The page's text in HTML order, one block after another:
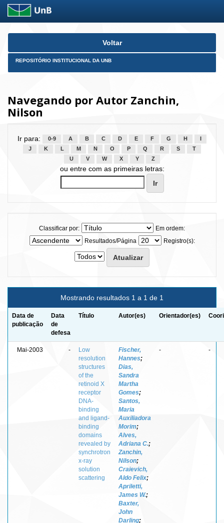
Skip
Voltar
REPOSITÓRIO INSTITUCIONAL DA UNB
Navegando por Autor Zanchin,
Nilson
Ir para: 0-9 A B C D E F G H
J
K L M N O P Q R S
T
U
V W X Y Z
ou entre com as primeiras letras:
Classificar por:
Em ordem:
Resultados/Página
Registro(s):
Mostrando resultados 1 a 1 de 1
Data de
publicação
Data
de
defesa
Título Autor(es) Orientador(es)
Mai-2003 -
Low
resolution
structures
of the
retinoid X
receptor
DNA-
binding
and ligand-
binding
domains
revealed by
synchrotron
x-ray
solution
scattering
Fischer,
Hannes;
Dias,
Sandra
Martha
Gomes;
Santos,
Maria
Auxiliadora
Morim;
Alves,
Adriana C.;
Zanchin,
Nilson;
Craievich,
Aldo Felix;
Apriletti,
James W.;
Baxter,
John
Darling;
- -